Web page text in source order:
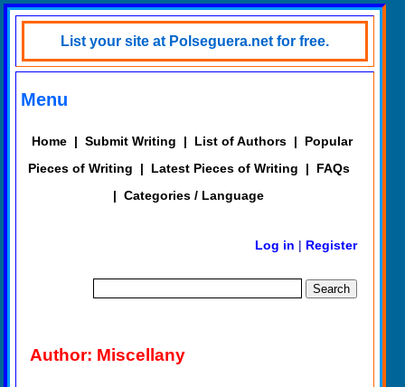
List your site at Polseguera.net for free.
Menu
Home | Submit Writing | List of Authors |
Popular
Pieces of Writing
| Latest Pieces of Writing |
FAQs
| Categories / Language
Log in | Register
Author: Miscellany